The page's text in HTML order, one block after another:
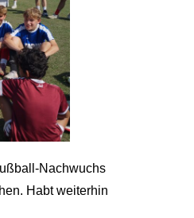
Nachwuchs
Habt weiterhin